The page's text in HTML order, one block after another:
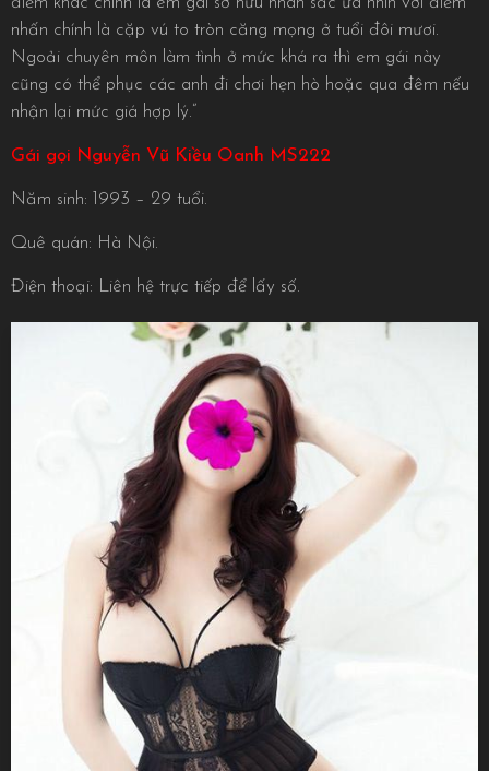
nhấn chính là cặp vú to tròn căng mọng ở tuổi đôi mươi.
Ngoải chuyên môn làm tình ở mức khá ra thì em gái này
cũng có thể phục các anh đi chơi hẹn hò hoặc qua đêm nếu
nhận lại mức giá hợp lý.”
Gái gọi Nguyễn Vũ Kiều Oanh MS222
Năm sinh: 1993 – 29 tuổi.
Quê quán: Hà Nội.
Điện thoại: Liên hệ trực tiếp để lấy số.